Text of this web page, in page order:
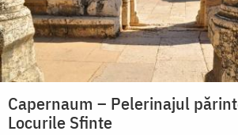
Capernaum – Pelerinajul
Locurile Sfinte